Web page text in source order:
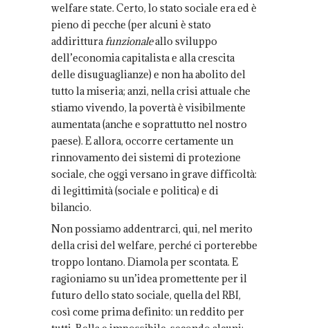
welfare state. Certo, lo stato sociale era ed è
pieno di pecche (per alcuni è stato
addiritturafunzionaleallo sviluppo
dell’economia capitalista e alla crescita
delle disuguaglianze) e non ha abolito del
tutto la miseria; anzi, nella crisi attuale che
stiamo vivendo, la povertà è visibilmente
aumentata (anche e soprattutto nel nostro
paese). E allora, occorre certamente un
rinnovamento dei sistemi di protezione
sociale, che oggi versano in grave difficoltà:
di legittimità (sociale e politica) e di
bilancio.
Non possiamo addentrarci, qui, nel merito
della crisi del welfare, perché ci porterebbe
troppo lontano. Diamola per scontata. E
ragioniamo su un’idea promettente per il
futuro dello stato sociale, quella del RBI,
così come prima definito: un reddito per